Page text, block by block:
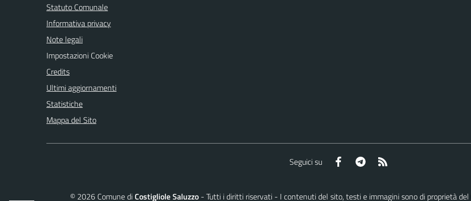
Statuto Comunale
Informativa privacy
Note legali
Impostazioni Cookie
Credits
Ultimi aggiornamenti
Statistiche
Mappa del Sito
Seguici su Facebook Telegram
© 2026Comune diCostigliole Saluzzo- Tutti i diritti riservati - I contenuti del sito, testi e immagini sono di proprietà del